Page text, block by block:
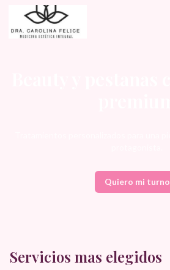
Quiero mi turno
Servicios mas elegidos